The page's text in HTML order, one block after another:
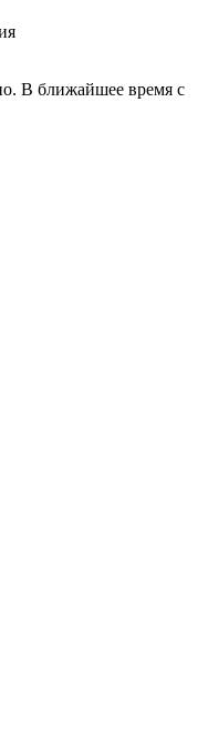
В ближайшее время с